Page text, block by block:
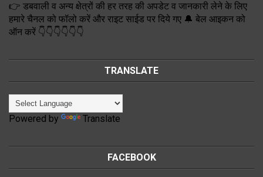
👉 डबवाली व अन्य क्षेत्रों की हर तरह की अपडेट व जानकारी लेने के लिए
हमारे चैनल को फॉलो करें और राइट साईड पर दिये गए 🔔 बेल आइकन को
ऑन करें 👇👇👇👇👇👇
TRANSLATE
Powered by Translate
FACEBOOK